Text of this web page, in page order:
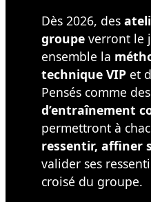
Dès 2026, des
groupe verront le
ensemble la
technique VIP et
Pensés comme
d’entraînement
permettront à
ressentir, affiner
valider ses
croisé du groupe.